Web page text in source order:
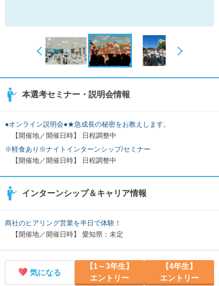
本選考セミナー・説明会情報
●オンライン説明会●★急成長の秘密をお教えします。
【開催地／開催日時】 日程調整中
※軽食あり※ナイトインターンシップ/セミナー
【開催地／開催日時】 日程調整中
インターンシップ＆キャリア情報
商社のヒアリング営業を半日で体験！
【開催地／開催日時】 愛知県：未定
気になる
【1～3年生】
エントリー
【4年生】
エントリー